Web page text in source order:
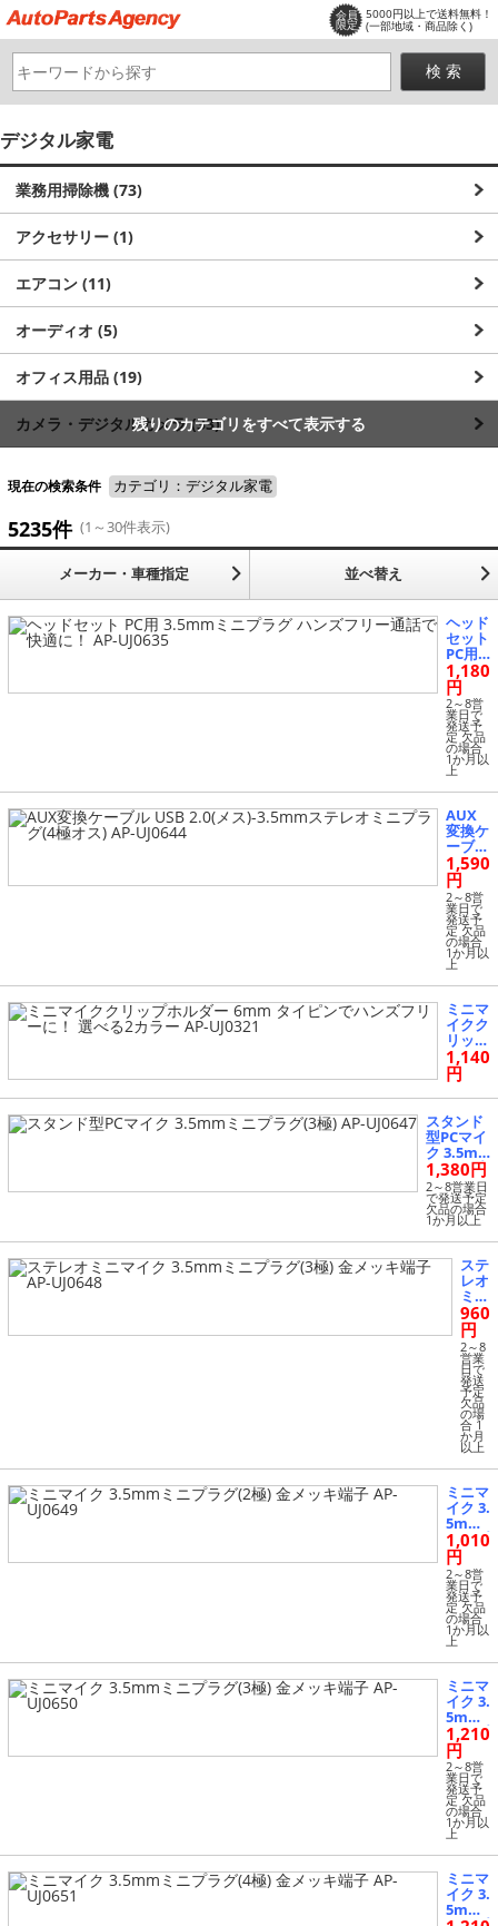
会員
限定
5000円以上で送料無料！
(一部地域・商品除く)
デジタル家電
業務用掃除機 (73)
アクセサリー (1)
エアコン (11)
オーディオ (5)
オフィス用品 (19)
カメラ・デジタルカメラ (33)
キッチングリル鍋 (16)
キッチンコーヒーメーカー (4)
キッチン炊飯器 (74)
キッチン冷蔵庫 (2)
スマートフォンアクセサリー (13)
パソコン周辺機器 (942)
ブルーレイ・DVDレコーダー（プレーヤー） (5)
プリンタ・インク (1)
ホームシアター・プロジェクター (3)
住宅設備ドアホン・インターホン (36)
生活掃除機 (7)
美容・健康家電 (16)
残りのカテゴリをすべて表示する
現在の検索条件 カテゴリ：デジタル家電
5235件 (1～30件表示)
メーカー・車種指定 並べ替え
ヘッド
セット
PC用
3.5m
mミニ
プラグ
ハンズ
フリー
通話で
快適
に！ A
P-UJ06
35
1,180
円
2～8営
業日で
発送予
定 欠品
の場合
1か月以
上
AUX
変換ケ
ーブル
USB 2.
0(メ
ス)-3.5
mmス
テレオ
ミニプ
ラグ(4
極オ
ス) AP
-UJ064
4
1,590
円
2～8営
業日で
発送予
定 欠品
の場合
1か月以
上
ミニマ
イクク
リップ
ホルダ
ー 6m
m タ
イピン
でハン
ズフリ
ーに！
選べる
2カラ
ー AP-
UJ032
1
1,140
円
スタンド
型PCマイ
ク 3.5m
mミニプ
ラグ(3極)
AP-UJ064
7
1,380円
2～8営業日
で発送予定
欠品の場合
1か月以上
ステ
レオ
ミニ
マイ
ク 3.
5m
mミ
ニプ
ラグ
(3
極)
金メ
ッキ
端子
AP-
UJ0
648
960
円
2～8
営業
日で
発送
予定
欠品
の場
合 1
か月
以上
ミニマ
イク 3.
5mm
ミニプ
ラグ(2
極) 金
メッキ
端子 A
P-UJ06
49
1,010
円
2～8営
業日で
発送予
定 欠品
の場合
1か月以
上
ミニマ
イク 3.
5mm
ミニプ
ラグ(3
極) 金
メッキ
端子 A
P-UJ06
50
1,210
円
2～8営
業日で
発送予
定 欠品
の場合
1か月以
上
ミニマ
イク 3.
5mm